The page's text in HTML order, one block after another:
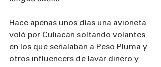
Hace apenas unos días una avioneta
voló por Culiacán soltando volantes
en los que señalaban a Peso Pluma y
otros influencers de lavar dinero y